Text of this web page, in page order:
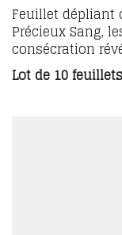
Feuillet dépliant
Précieux Sang,
consécration
Lot de 10